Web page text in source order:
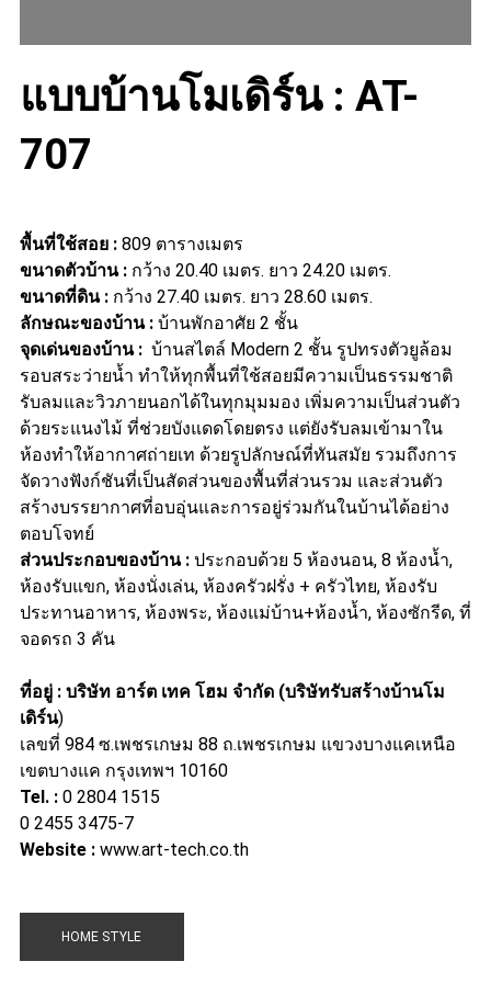
แบบบ้านโมเดิร์น: AT-
707
พื้นที่ใช้สอย: 809 ตารางเมตร
ขนาดตัวบ้าน: กว้าง 20.40 เมตร. ยาว 24.20 เมตร.
ขนาดที่ดิน: กว้าง 27.40 เมตร. ยาว 28.60 เมตร.
ลักษณะของบ้าน: บ้านพักอาศัย 2 ชั้น
จุดเด่นของบ้าน: บ้านสไตล์ Modern 2 ชั้น รูปทรงตัวยูล้อม
รอบสระว่ายน้ำ ทำให้ทุกพื้นที่ใช้สอยมีความเป็นธรรมชาติ
รับลมและวิวภายนอกได้ในทุกมุมมอง เพิ่มความเป็นส่วนตัว
ด้วยระแนงไม้ ที่ช่วยบังแดดโดยตรง แต่ยังรับลมเข้ามาใน
ห้องทำให้อากาศถ่ายเท ด้วยรูปลักษณ์ที่ทันสมัย รวมถึงการ
จัดวางฟังก์ชันที่เป็นสัดส่วนของพื้นที่ส่วนรวม และส่วนตัว
สร้างบรรยากาศที่อบอุ่นและการอยู่ร่วมกันในบ้านได้อย่าง
ตอบโจทย์
ส่วนประกอบของบ้าน: ประกอบด้วย 5 ห้องนอน, 8 ห้องน้ำ,
ห้องรับแขก, ห้องนั่งเล่น, ห้องครัวฝรั่ง + ครัวไทย, ห้องรับ
ประทานอาหาร, ห้องพระ, ห้องแม่บ้าน+ห้องน้ำ, ห้องซักรีด, ที่
จอดรถ 3 คัน
ที่อยู่: บริษัท อาร์ต เทค โฮม จำกัด (บริษัทรับสร้างบ้านโม
เดิร์น)
เลขที่ 984 ซ.เพชรเกษม 88 ถ.เพชรเกษม แขวงบางแคเหนือ
เขตบางแค กรุงเทพฯ 10160
Tel.: 0 2804 1515
0 2455 3475-7
Website : www.art-tech.co.th
HOME STYLE